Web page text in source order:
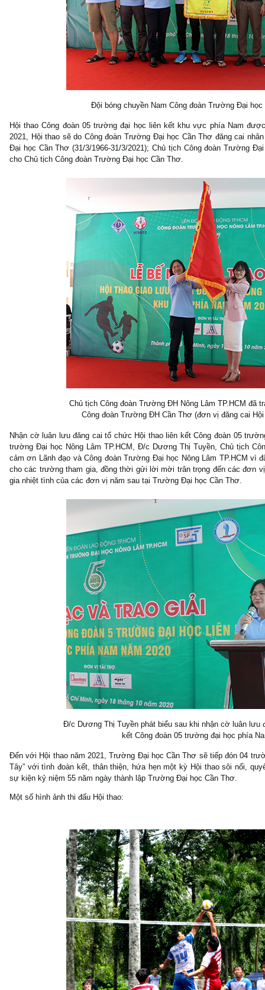
Đội bóng chuyền Nam Công đoàn Trường Đại
Hội thao Công đoàn 05 trường đại học liên kết khu vực phía Nam
2021, Hội thao sẽ do Công đoàn Trường Đại học Cần Thơ đăng cai
Đại học Cần Thơ (31/3/1966-31/3/2021); Chủ tịch Công đoàn Trường
cho Chủ tịch Công đoàn Trường Đại học Cần Thơ.
Chủ tịch Công đoàn Trường ĐH Nông Lâm TP.HCM đã
Công đoàn Trường ĐH Cần Thơ (đơn vị đăng cai
Nhận cờ luân lưu đăng cai tổ chức Hội thao liên kết Công đoàn 05
trường Đại học Nông Lâm TP.HCM, Đ/c Dương Thị Tuyền, Chủ tịch
cảm ơn Lãnh đạo và Công đoàn Trường Đại học Nông Lâm TP.HCM vì
cho các trường tham gia, đồng thời gửi lời mời trân trọng đến các đơn
gia nhiệt tình của các đơn vị năm sau tại Trường Đại học Cần Thơ.
Đ/c Dương Thị Tuyền phát biểu sau khi nhận cờ luân lưu
kết Công đoàn 05 trường đại học phía
Đến với Hội thao năm 2021, Trường Đại học Cần Thơ sẽ tiếp đón 04
Tây” với tình đoàn kết, thân thiện, hứa hẹn một kỳ Hội thao sôi nổi,
sự kiện kỷ niệm 55 năm ngày thành lập Trường Đại học Cần Thơ.
Một số hình ảnh thi đấu Hội thao: